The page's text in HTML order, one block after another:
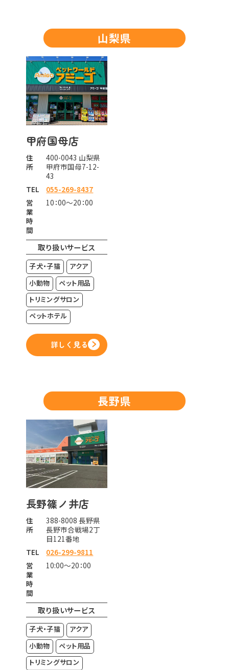
山梨県
甲府国母店
住
所
400-0043 山梨県
甲府市国母7-12-
43
TEL
055-269-8437
営
業
時
間
10：00～20：00
取り扱いサービス
子犬・子猫
アクア
小動物
ペット用品
トリミングサロン
ペットホテル
詳しく見る
長野県
長野篠ノ井店
住
所
388-8008 長野県
長野市合戦場2丁
目121番地
TEL
026-299-9811
営
業
時
間
10:00～20：00
取り扱いサービス
子犬・子猫
アクア
小動物
ペット用品
トリミングサロン